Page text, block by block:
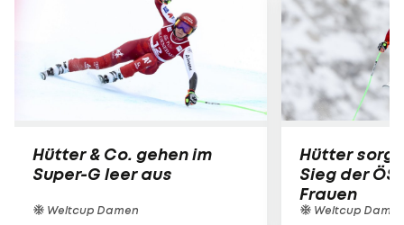
Hütter & Co. gehen im
Super-G leer aus
Weltcup Damen
Hütter
Sieg der
Frauen
Weltcup